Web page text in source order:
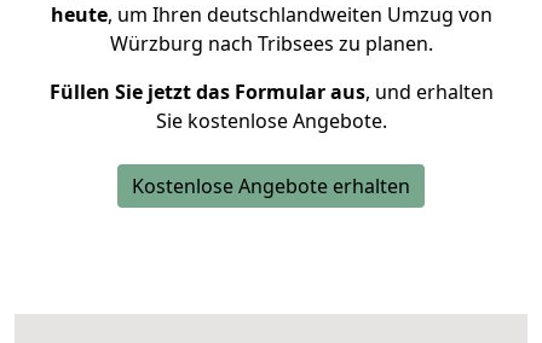
heute, um Ihren deutschlandweiten Umzug von
Würzburg nach Tribsees zu planen.
Füllen Sie jetzt das Formular aus, und erhalten
Sie kostenlose Angebote.
Kostenlose Angebote erhalten